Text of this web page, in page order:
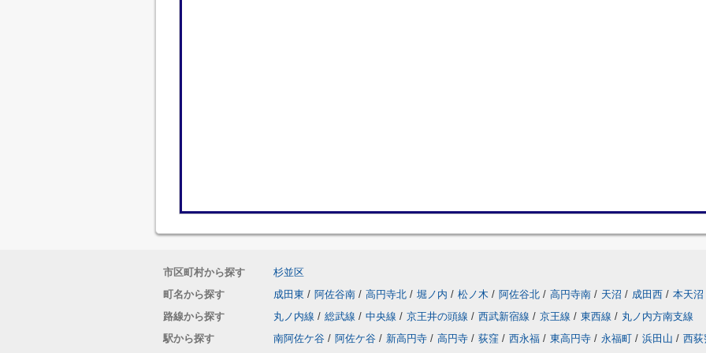
市区町村から探す
杉並区
町名から探す
成田東 / 阿佐谷南 / 高円寺北 / 堀ノ内 / 松ノ木 / 阿佐谷北 / 高円寺南 / 天沼 / 成田西 / 本天沼
路線から探す
丸ノ内線 / 総武線 / 中央線 / 京王井の頭線 / 西武新宿線 / 京王線 / 東西線 / 丸ノ内方南支線
駅から探す
南阿佐ケ谷 / 阿佐ケ谷 / 新高円寺 / 高円寺 / 荻窪 / 西永福 / 東高円寺 / 永福町 / 浜田山 / 西荻